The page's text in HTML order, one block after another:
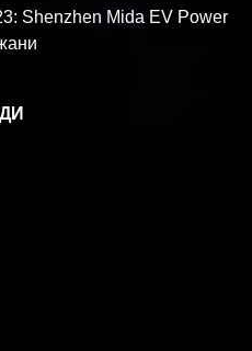
Shenzhen Mida EV Power